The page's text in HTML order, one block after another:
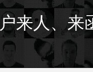
来人、来